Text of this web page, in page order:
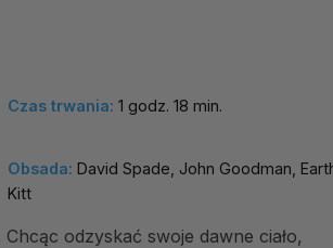
Czas trwania: 1 godz. 18 min.
Obsada: David Spade, John Goodman,
Kitt
odzyskać swoje dawne ciało,